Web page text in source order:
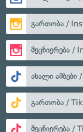
გართობა /
მეცნიერება /
ახალი ამბები
გართობა /
მეცნიერება /